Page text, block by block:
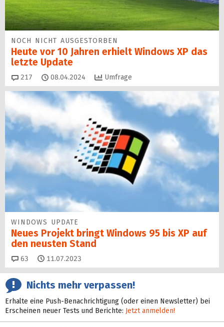
NOCH NICHT AUSGESTORBEN
Heute vor 10 Jahren erhielt Windows XP das
letzte Update
217 Kommentare
08.04.2024 Umfrage
WINDOWS UPDATE
Neues Projekt bringt Windows 95 bis XP auf
den neusten Stand
63 Kommentare
11.07.2023
Nichts mehr verpassen!
Erhalte eine Push-Benachrichtigung (oder einen Newsletter) bei
Erscheinen neuer Tests und Berichte: Jetzt anmelden!